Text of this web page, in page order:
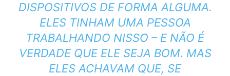
DISPOSITIVOS DE FORMA ALGUMA.
ELES TINHAM UMA PESSOA
TRABALHANDO NISSO – E NÃO É
VERDADE QUE ELE SEJA BOM. MAS
ELES ACHAVAM QUE, SE